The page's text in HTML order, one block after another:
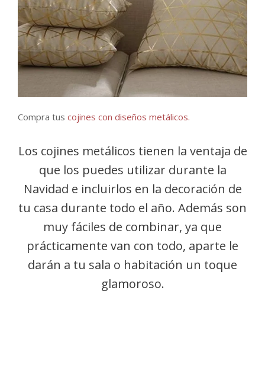
Compra tus cojines con diseños metálicos.
Los cojines metálicos tienen la ventaja de
que los puedes utilizar durante la
Navidad e incluirlos en la decoración de
tu casa durante todo el año. Además son
muy fáciles de combinar, ya que
prácticamente van con todo, aparte le
darán a tu sala o habitación un toque
glamoroso.